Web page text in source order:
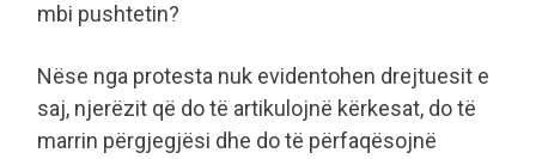
mbi pushtetin?
Nëse nga protesta nuk evidentohen drejtuesit e
saj, njerëzit që do të artikulojnë kërkesat, do të
marrin përgjegjësi dhe do të përfaqësojnë